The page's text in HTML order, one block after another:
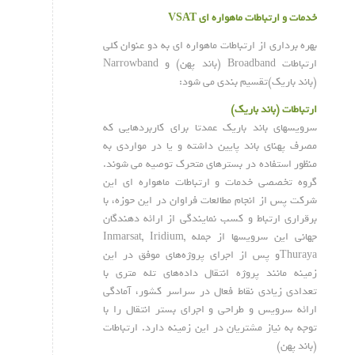
خدمات و ارتباطات ماهواره ای VSAT
بهره برداری از ارتباطات ماهواره ای به دو عنوان کلی
ارتباطات Broadband (باند پهن) و Narrowband
(باند باریک)تقسیم بندی می شود:
ارتباطات (باند باریک)
سرویسهای باند باریک عمدتا برای کاربردهایی که
مصرف پهنای باند پایین داشته و یا در مواردی به
منظور استفاده در بسترهای متحرک توصیه می شوند.
گروه تخصصی خدمات و ارتباطات ماهواره ای این
شرکت پس از انجام مطالعات فراوان در این حوزه، با
برقراری ارتباط و کسب نمایندگی از ارائه دهندگان
جهانی این سرویسها از جمله Inmarsat, Iridium,
Thurayaو پس از اجرای پروژه‌های موفق در این
زمینه مانند پروژه انتقال داده‌های تله متری با
تعدادی زیادی نقاط فعال در سراسر کشور، آمادگی
ارائه سرویس و طراحی و اجرای بستر انتقال را با
توجه به نیاز مشتریان در این زمینه دارد. ارتباطات
(باند پهن)